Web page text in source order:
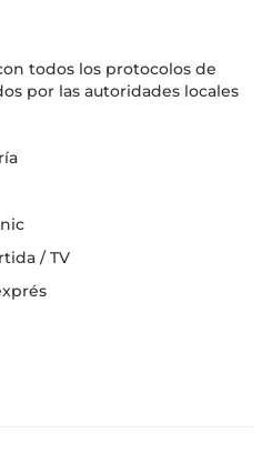
todos los protocolos de
por las autoridades locales
/ TV